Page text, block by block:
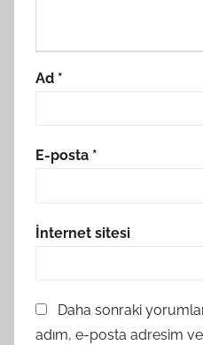
Ad *
E-posta *
İnternet sitesi
Daha sonraki
adım, e-posta adresim